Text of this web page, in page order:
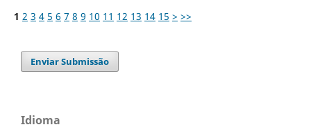
1 2 3 4 5 6 7 8 9 10 11 12 13 14 15 > >>
Enviar Submissão
Idioma